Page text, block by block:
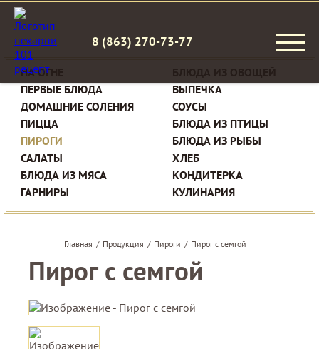
8 (863) 270-73-77
НА ОГНЕ
ПЕРВЫЕ БЛЮДА
ДОМАШНИЕ СОЛЕНИЯ
ПИЦЦА
ПИРОГИ
САЛАТЫ
БЛЮДА ИЗ МЯСА
ГАРНИРЫ
ВЫПЕЧКА
СОУСЫ
БЛЮДА ИЗ ПТИЦЫ
БЛЮДА ИЗ РЫБЫ
ХЛЕБ
КОНДИТЕРКА
КУЛИНАРИЯ
Главная / Продукция / Пироги / Пирог с семгой
Пирог с семгой